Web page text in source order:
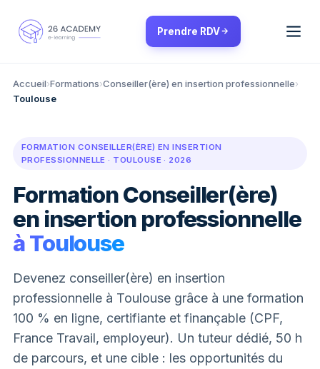
Prendre RDV
Accueil›Formations›Conseiller(ère) en insertion professionnelle›
Toulouse
FORMATION CONSEILLER(ÈRE) EN INSERTION
PROFESSIONNELLE · TOULOUSE · 2026
Formation Conseiller(ère)
en insertion professionnelle
à Toulouse
Devenez conseiller(ère) en insertion
professionnelle à Toulouse grâce à une formation
100 % en ligne, certifiante et finançable (CPF,
France Travail, employeur). Un tuteur dédié, 50 h
de parcours, et une cible : les opportunités du